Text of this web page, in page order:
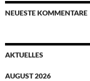
NEUESTE KOMMENTARE
AKTUELLES
AUGUST 2026